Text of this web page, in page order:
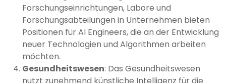
Forschungseinrichtungen, Labore und
Forschungsabteilungen in Unternehmen bieten
Positionen für AI Engineers, die an der Entwicklung
neuer Technologien und Algorithmen arbeiten
möchten.
Gesundheitswesen: Das Gesundheitswesen